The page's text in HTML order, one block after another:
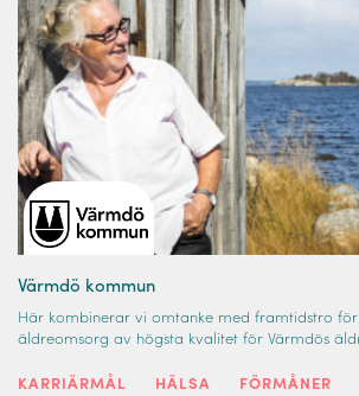
Värmdö kommun
Här kombinerar vi omtanke med framtidstro
äldreomsorg av högsta kvalitet för Värmdös
KARRIÄRMÅL HÄLSA FÖRMÅNER